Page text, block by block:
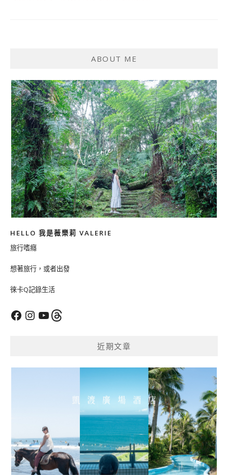
ABOUT ME
HELLO 我是薇樂莉 VALERIE
旅行嗜癮
想著旅行，或者出發
徠卡Q記錄生活
FacebookInstagram
YouTubeThreads
近期文章